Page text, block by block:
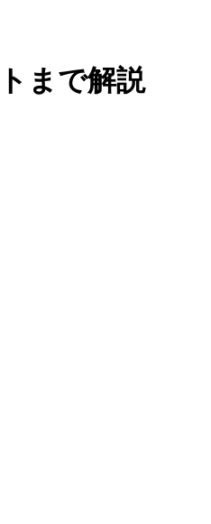
まで解説